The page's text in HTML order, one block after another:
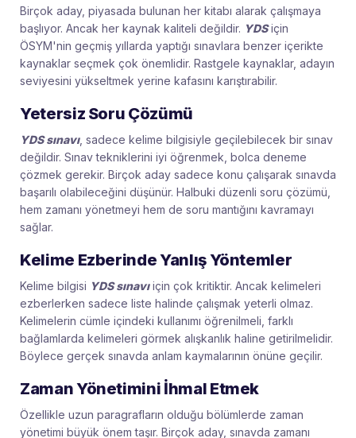
Birçok aday, piyasada bulunan her kitabı alarak çalışmaya
başlıyor. Ancak her kaynak kaliteli değildir. YDSiçin
ÖSYM'nin geçmiş yıllarda yaptığı sınavlara benzer içerikte
kaynaklar seçmek çok önemlidir. Rastgele kaynaklar, adayın
seviyesini yükseltmek yerine kafasını karıştırabilir.
Yetersiz Soru Çözümü
YDS sınavı, sadece kelime bilgisiyle geçilebilecek bir sınav
değildir. Sınav tekniklerini iyi öğrenmek, bolca deneme
çözmek gerekir. Birçok aday sadece konu çalışarak sınavda
başarılı olabileceğini düşünür. Halbuki düzenli soru çözümü,
hem zamanı yönetmeyi hem de soru mantığını kavramayı
sağlar.
Kelime Ezberinde Yanlış Yöntemler
Kelime bilgisi YDS sınavıiçin çok kritiktir. Ancak kelimeleri
ezberlerken sadece liste halinde çalışmak yeterli olmaz.
Kelimelerin cümle içindeki kullanımı öğrenilmeli, farklı
bağlamlarda kelimeleri görmek alışkanlık haline getirilmelidir.
Böylece gerçek sınavda anlam kaymalarının önüne geçilir.
Zaman Yönetimini İhmal Etmek
Özellikle uzun paragrafların olduğu bölümlerde zaman
yönetimi büyük önem taşır. Birçok aday, sınavda zamanı